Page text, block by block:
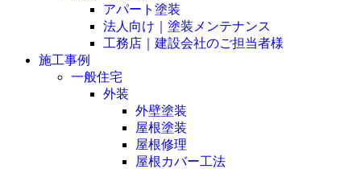
アパート塗装
法人向け｜塗装メンテナンス
工務店｜建設会社のご担当者様
施工事例
一般住宅
外装
外壁塗装
屋根塗装
屋根修理
屋根カバー工法